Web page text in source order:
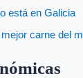
está en Galicia
carne del